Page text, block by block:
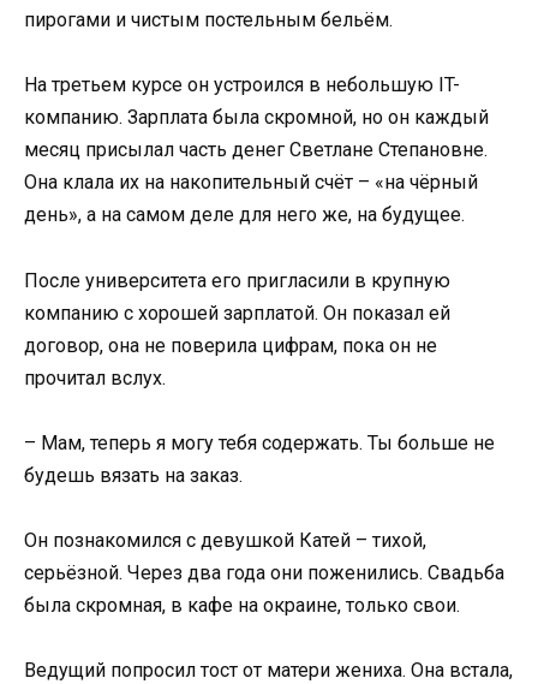
пирогами и чистым постельным бельём.
На третьем курсе он устроился в небольшую IT-
компанию. Зарплата была скромной, но он каждый
месяц присылал часть денег Светлане Степановне.
Она клала их на накопительный счёт – «на чёрный
день», а на самом деле для него же, на будущее.
После университета его пригласили в крупную
компанию с хорошей зарплатой. Он показал ей
договор, она не поверила цифрам, пока он не
прочитал вслух.
– Мам, теперь я могу тебя содержать. Ты больше не
будешь вязать на заказ.
Он познакомился с девушкой Катей – тихой,
серьёзной. Через два года они поженились. Свадьба
была скромная, в кафе на окраине, только свои.
Ведущий попросил тост от матери жениха. Она встала,